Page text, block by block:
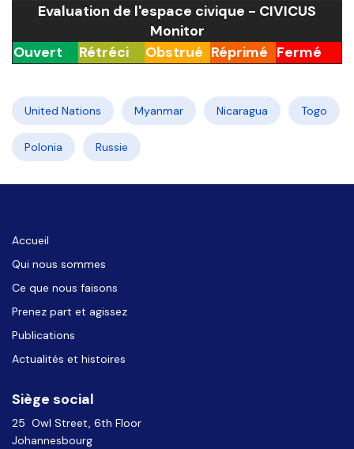
Evaluation de l'espace civique - CIVICUS
Monitor
Ouvert
Rétréci Obstrué Réprimé Fermé
United Nations Myanmar Nicaragua Togo
Polonia Russie
Accueil
Qui nous sommes
Ce que nous faisons
Prenez part et agissez
Publications
Actualités et histoires
Siège social
25 Owl Street, 6th Floor
Johannesbourg